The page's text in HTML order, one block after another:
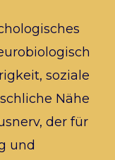
soziale
Nähe
der für
und